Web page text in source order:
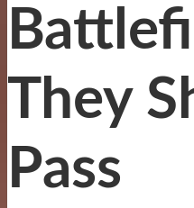
They
Pass